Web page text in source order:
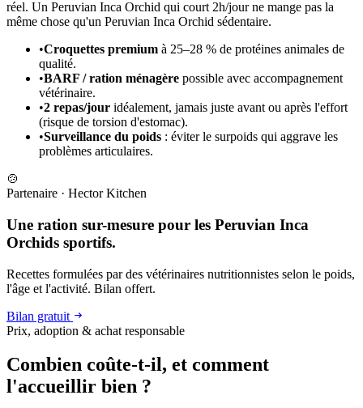
réel. Un Peruvian Inca Orchid qui court 2h/jour ne mange pas la
même chose qu'un Peruvian Inca Orchid sédentaire.
•Croquettes premium à 25–28 % de protéines animales de
qualité.
•BARF / ration ménagère possible avec accompagnement
vétérinaire.
•2 repas/jour idéalement, jamais juste avant ou après l'effort
(risque de torsion d'estomac).
•Surveillance du poids : éviter le surpoids qui aggrave les
problèmes articulaires.
🍲
Partenaire · Hector Kitchen
Une ration sur-mesure pour les Peruvian Inca
Orchids sportifs.
Recettes formulées par des vétérinaires nutritionnistes selon le poids,
l'âge et l'activité. Bilan offert.
Bilan gratuit
Prix, adoption & achat responsable
Combien coûte-t-il, et comment
l'accueillir bien ?